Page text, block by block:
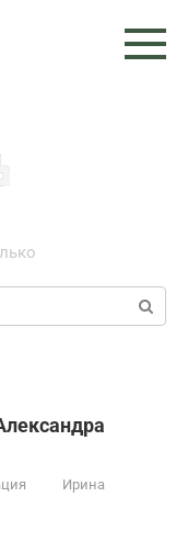
Ирина